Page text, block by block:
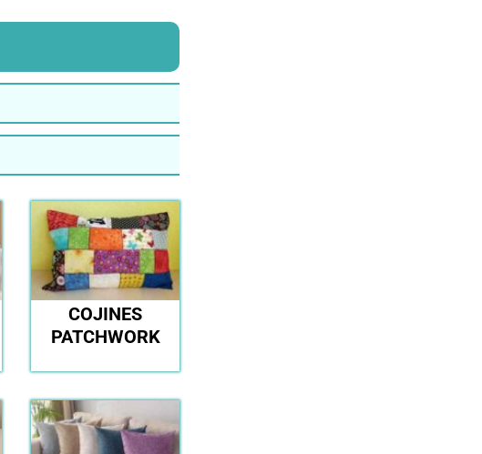
COJINES
PATCHWORK